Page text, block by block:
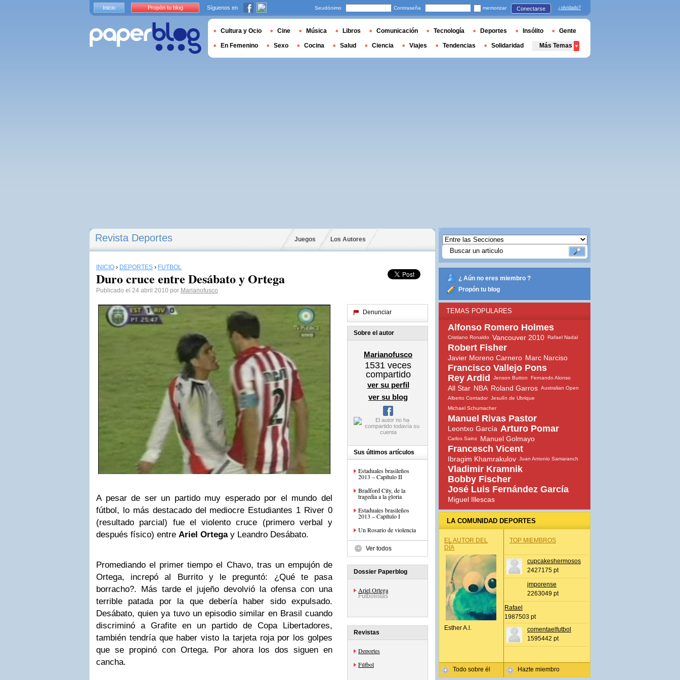
Revista Deportes Juegos Los Autores
INICIO › DEPORTES › FÚTBOL
Duro cruce entre Desábato y Ortega
Publicado el 24 abril 2010 por Marianofusco
A pesar de ser un partido muy esperado por el mundo del
fútbol, lo más destacado del mediocre Estudiantes 1 River 0
(resultado parcial) fue el violento cruce (primero verbal y
después físico) entre Ariel Ortegay Leandro Desábato.
Promediando el primer tiempo el Chavo, tras un empujón de
Ortega, increpó al Burrito y le preguntó: ¿Qué te pasa
borracho?. Más tarde el jujeño devolvió la ofensa con una
terrible patada por la que debería haber sido expulsado.
Desábato, quien ya tuvo un episodio similar en Brasil cuando
discriminó a Grafite en un partido de Copa Libertadores,
también tendría que haber visto la tarjeta roja por los golpes
que se propinó con Ortega. Por ahora los dos siguen en
cancha.
Denunciar
Sobre el autor
Marianofusco
1531 veces
compartido
ver su perfil
ver su blog
Sus últimos artículos
Estaduales brasileños
2013 – Capítulo II
Bradford City, de la
tragedia a la gloria
Estaduales brasileños
2013 – Capítulo I
Un Rosario de violencia
Ver todos
Dossier Paperblog
Ariel Ortega
Futbolistas
Revistas
Deportes
Fútbol
¿ Aún no eres miembro ?
Propón tu blog
TEMAS POPULARES
Alfonso Romero Holmes
Cristiano Ronaldo Vancouver 2010 Rafael Nadal
Robert Fisher
Javier Moreno Carnero Marc Narciso
Francisco Vallejo Pons
Rey Ardid
Jenson Button Fernando Alonso
All Star NBA Roland Garros Australian Open
Alberto Contador Jesulín de Ubrique
Michael Schumacher
Manuel Rivas Pastor
Leontxo García Arturo Pomar
Carlos Sainz Manuel Golmayo
Francesch Vicent
Ibragim Khamrakulov Juan Antonio Samaranch
Vladimir Kramnik
Bobby Fischer
José Luis Fernández García
Miguel Illescas
LA COMUNIDAD DEPORTES
EL AUTOR DEL
DÍA
Esther A.l.
Todo sobre él
TOP MIEMBROS
cupcakeshermosos
2427175 pt
jmporense
2263049 pt
Rafael
1987503 pt
comentaelfutbol
1595442 pt
Hazte miembro
Inicio Propón tu blog Síguenos en Seudónimo Contraseña memorizar Conectarse ¿olvidado?
Cultura y Ocio Cine Música Libros Comunicación Tecnología Deportes Insólito Gente
En Femenino Sexo Cocina Salud Ciencia Viajes Tendencias Solidaridad Más Temas